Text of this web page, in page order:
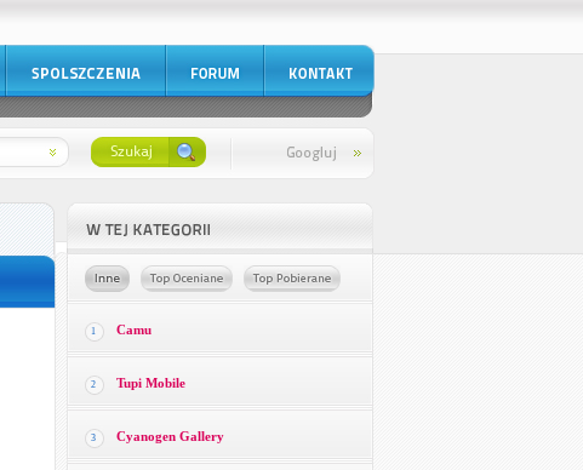
1 Camu
2 Tupi Mobile
3 Cyanogen Gallery